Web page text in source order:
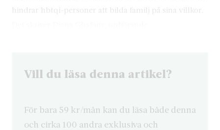
hindrar hbtqi-personer att bilda familj på sina villkor.
Vill du läsa denna artikel?
För bara 59 kr/mån kan du läsa både denna
och cirka 100 andra exklusiva och